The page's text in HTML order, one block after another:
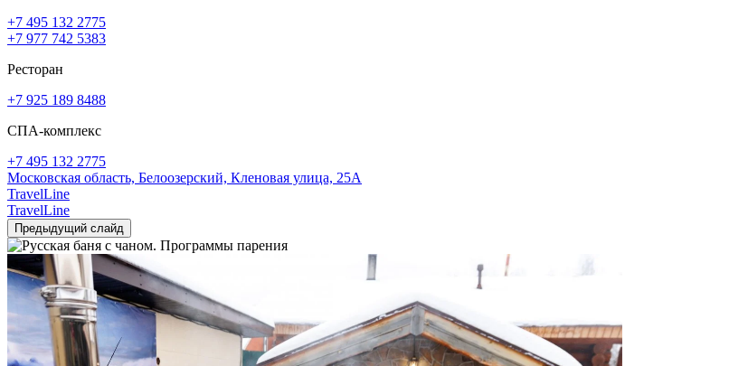
+7 495 132 2775
+7 977 742 5383
Ресторан
+7 925 189 8488
СПА-комплекс
+7 495 132 2775
Московская область, Белоозерский, Кленовая улица, 25А
TravelLine
TravelLine
Предыдущий слайд